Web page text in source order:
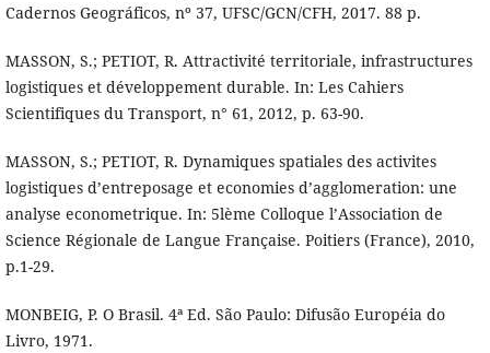
Cadernos Geográficos, nº 37, UFSC/GCN/CFH, 2017. 88 p.
MASSON, S.; PETIOT, R. Attractivité territoriale, infrastructures
logistiques et développement durable. In: Les Cahiers
Scientifiques du Transport, n° 61, 2012, p. 63-90.
MASSON, S.; PETIOT, R. Dynamiques spatiales des activites
logistiques d’entreposage et economies d’agglomeration: une
analyse econometrique. In: 5lème Colloque l’Association de
Science Régionale de Langue Française. Poitiers (France), 2010,
p.1-29.
MONBEIG, P. O Brasil. 4ª Ed. São Paulo: Difusão Européia do
Livro, 1971.